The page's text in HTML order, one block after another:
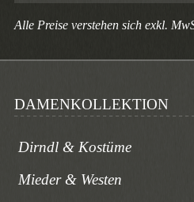
Alle Preise verstehen sich exkl.
DAMENKOLLEKTION
Dirndl & Kostüme
Mieder & Westen